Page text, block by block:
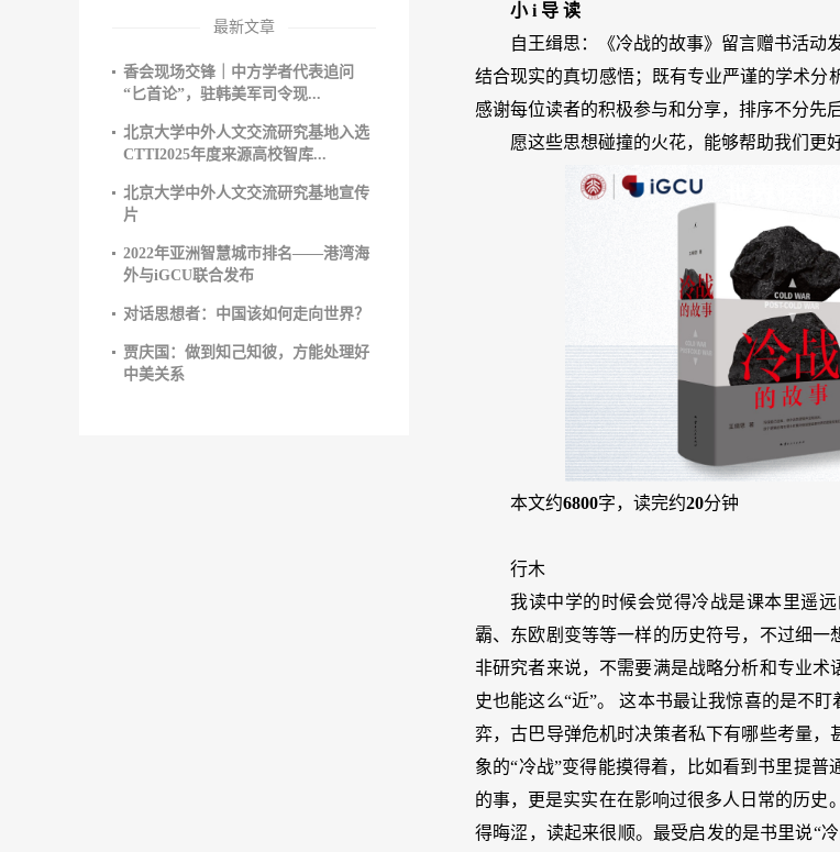
小 i 导 读
自王缉思：《冷战的故事》留言赠书活动
结合现实的真切感悟；既有专业严谨的学术
感谢每位读者的积极参与和分享，排序不分先后
愿这些思想碰撞的火花，能够帮助我们更
本文约6800字，读完约20分钟
行木
我读中学的时候会觉得冷战是课本里遥
霸、东欧剧变等等一样的历史符号，不过细
非研究者来说，不需要满是战略分析和专业
史也能这么“近”。 这本书最让我惊喜的是不
弈，古巴导弹危机时决策者私下有哪些考量
象的“冷战”变得能摸得着，比如看到书里提
的事，更是实实在在影响过很多人日常的历
得晦涩，读起来很顺。最受启发的是书里说“
最新文章
香会现场交锋｜中方学者代表追问
“匕首论”，驻韩美军司令现...
北京大学中外人文交流研究基地入选
CTTI2025年度来源高校智库...
北京大学中外人文交流研究基地宣传
片
2022年亚洲智慧城市排名——港湾海
外与iGCU联合发布
对话思想者：中国该如何走向世界？
贾庆国：做到知己知彼，方能处理好
中美关系